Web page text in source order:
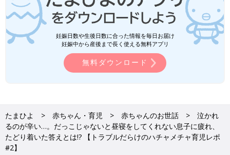
妊娠日数や生後日数に合った情報を毎日お届け
妊娠中から産後まで長く使える無料アプリ
無料ダウンロード
たまひよ 赤ちゃん・育児 赤ちゃんのお世話
泣かれ
るのが辛い…。だっこじゃないと昼寝をしてくれない息子に疲れ、
たどり着いた答えとは!? 【トラブルだらけのハチャメチャ育児レポ
#2】